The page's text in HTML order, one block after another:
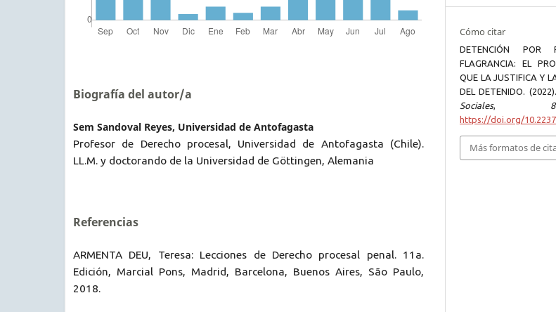
Biografía del autor/a
Sem Sandoval Reyes, Universidad de Antofagasta
Profesor de Derecho procesal, Universidad de Antofagasta (Chile).
LL.M. y doctorando de la Universidad de Göttingen, Alemania
Referencias
ARMENTA DEU, Teresa: Lecciones de Derecho procesal penal. 11a.
Edición, Marcial Pons, Madrid, Barcelona, Buenos Aires, São Paulo,
2018.
Cómo citar
DETENCIÓN POR
FLAGRANCIA: EL
QUE LA JUSTIFICA Y
DEL DETENIDO. (2022).
Sociales,
https://doi.org/
Más formatos de